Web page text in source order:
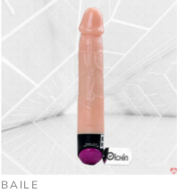
BAILE